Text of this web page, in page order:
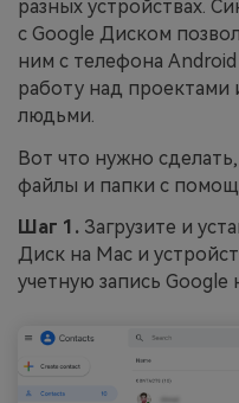
разных устройствах.
с Google Диском
ним с телефона
работу над проектами
людьми.
Вот что нужно
файлы и папки с
Шаг 1. Загрузите и
Диск на Mac и
учетную запись Google